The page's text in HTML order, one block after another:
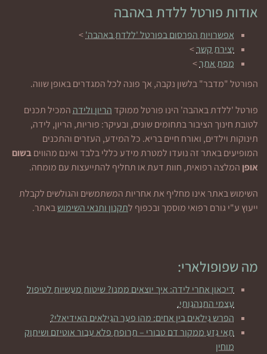
אודות פורטל ללדת באהבה
אפשרויות הפרסום בפורטל 'ללדת באהבה'>
יצירת קשר>
מפת אתר>
הפורטל "מדבר" בלשון נקבה, אך פונה לכל המגדרים באופן שווה.
פורטל 'ללדת באהבה' הינו פורטל ממוקד הריון ולידההמכיל תכנים
לטובת חינוך הציבור בתחומים שונים, ובעיקר: פוריות, הריון, לידה,
תינוקות וילדים, ואורח חיים בריא. כל המידע, העזרים והתכנים
המופיעים באתר זה נועדו למטרת מידע כללי בלבד ואינם מהוויםבשום
אופן המלצה רפואית, חוות דעת או תחליף להתייעצות עם מומחה.
השימוש באתר אינו מחליף את אחריות המשתמשים והגולשים לקבלת
ייעוץ ע"י גורם רפואי מוסמך ובכפוף לתקנון ותנאי השימושבאתר.
מה שפופולארי:
דיכאון אחרי לידה: איך יוצאים ממנו? שיטות מעשיות לטיפול
עצמי התנהגותי.
הפרש גילאים בין אחים: מהו פער הגילאים האידיאלי?
תאי גזע ממקור דם טבורי – תרופת פלא עבור אוטיזם ושיתוק
מוחין